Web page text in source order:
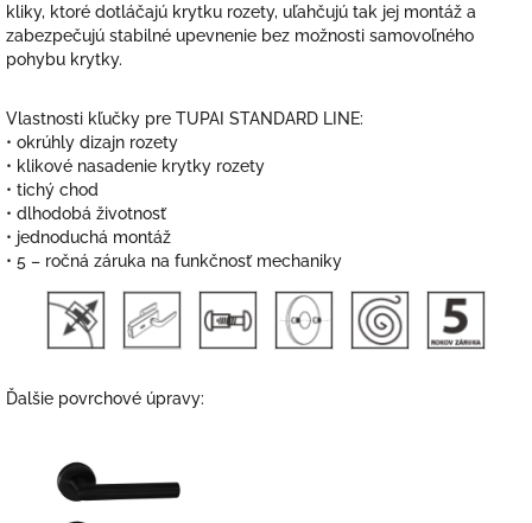
kliky, ktoré dotláčajú krytku rozety, uľahčujú tak jej montáž a
zabezpečujú stabilné upevnenie bez možnosti samovoľného
pohybu krytky.
Vlastnosti kľučky pre TUPAI STANDARD LINE:
• okrúhly dizajn rozety
• klikové nasadenie krytky rozety
• tichý chod
• dlhodobá životnosť
• jednoduchá montáž
• 5 – ročná záruka na funkčnosť mechaniky
Ďalšie povrchové úpravy: